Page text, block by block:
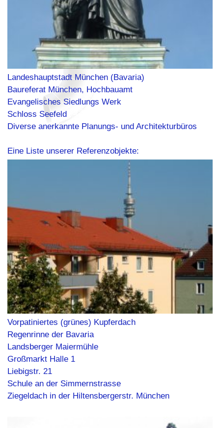
Landeshauptstadt München (Bavaria)
Baureferat München, Hochbauamt
Evangelisches Siedlungs Werk
Schloss Seefeld
Diverse anerkannte Planungs- und Architekturbüros
Eine Liste unserer Referenzobjekte:
Vorpatiniertes (grünes) Kupferdach
Regenrinne der Bavaria
Landsberger Maiermühle
Großmarkt Halle 1
Liebigstr. 21
Schule an der Simmernstrasse
Ziegeldach in der Hiltensbergerstr. München